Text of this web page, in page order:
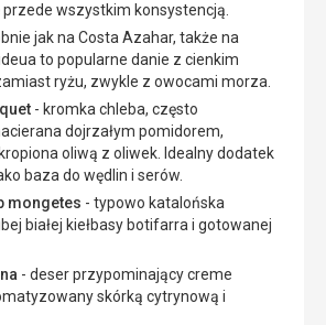
przede wszystkim konsystencją.
jak na Costa Azahar, także na
to popularne danie z cienkim
ryżu, zwykle z owocami morza.
- kromka chleba, często
dojrzałym pomidorem,
oliwą z oliwek. Idealny dodatek
baza do wędlin i serów.
mongetes - typowo katalońska
białej kiełbasy botifarra i gotowanej
- deser przypominający creme
skórką cytrynową i